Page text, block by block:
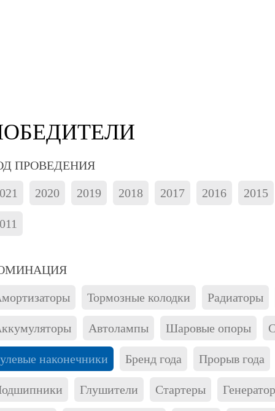
ПРОВЕДЕНИЯ
2020 2019 2018 2017 2016 2015
Тормозные колодки Радиаторы
Автолампы Шаровые опоры
наконечники Бренд года Прорыв года
Глушители Стартеры